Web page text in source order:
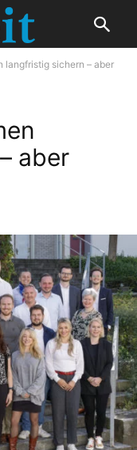
langfristig sichern – aber
aber